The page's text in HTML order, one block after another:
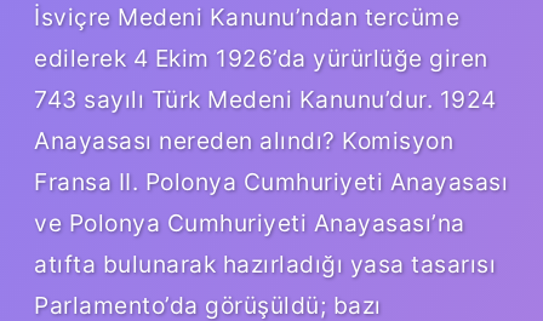
İsviçre Medeni Kanunu’ndan tercüme
edilerek 4 Ekim 1926’da yürürlüğe giren
743 sayılı Türk Medeni Kanunu’dur. 1924
Anayasası nereden alındı? Komisyon
Fransa II. Polonya Cumhuriyeti Anayasası
ve Polonya Cumhuriyeti Anayasası’na
atıfta bulunarak hazırladığı yasa tasarısı
Parlamento’da görüşüldü; bazı